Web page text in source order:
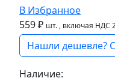
В Избранное
559 ₽ шт. , включая НДС
Нашли дешевле?
Наличие: